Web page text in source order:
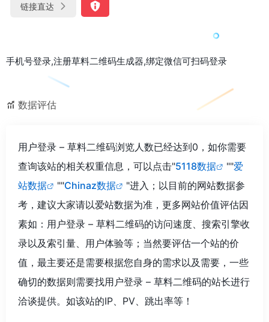
链接直达
手机号登录,注册草料二维码生成器,绑定微信可扫码登录
数据评估
用户登录 – 草料二维码浏览人数已经达到0，如你需要
查询该站的相关权重信息，可以点击"5118数据 ""爱
站数据
""Chinaz数据
"进入；以目前的网站数据参
考，建议大家请以爱站数据为准，更多网站价值评估因
素如：用户登录 – 草料二维码的访问速度、搜索引擎收
录以及索引量、用户体验等；当然要评估一个站的价
值，最主要还是需要根据您自身的需求以及需要，一些
确切的数据则需要找用户登录 – 草料二维码的站长进行
洽谈提供。如该站的IP、PV、跳出率等！